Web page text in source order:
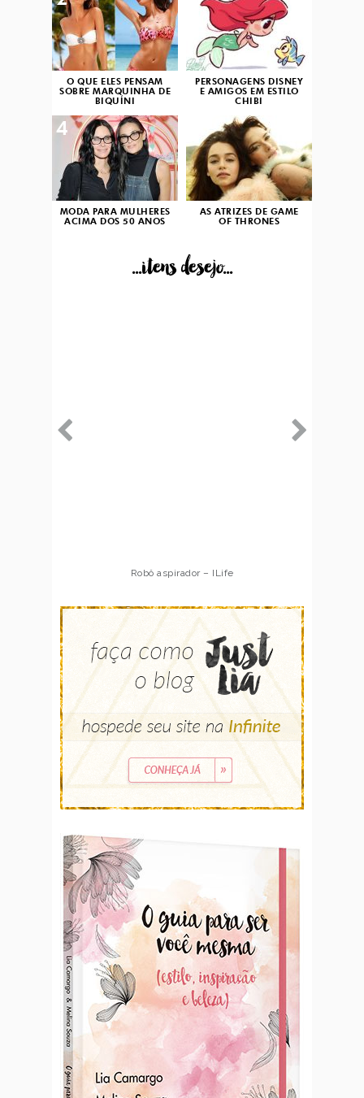
O QUE ELES PENSAM
SOBRE MARQUINHA DE
BIQUÍNI
PERSONAGENS DISNEY
E AMIGOS EM ESTILO
CHIBI
MODA PARA MULHERES
ACIMA DOS 50 ANOS
4
AS ATRIZES DE GAME
OF THRONES
...itens desejo...
Robô aspirador – ILife